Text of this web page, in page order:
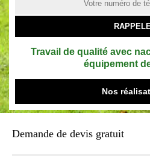
Travail de qualité avec
équipement
Nos
Demande de devis gratuit